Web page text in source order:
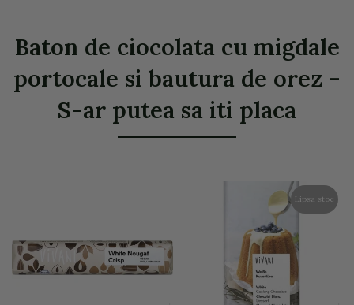
Baton de ciocolata cu migdale
portocale si bautura de orez -
S-ar putea sa iti placa
Lipsa stoc